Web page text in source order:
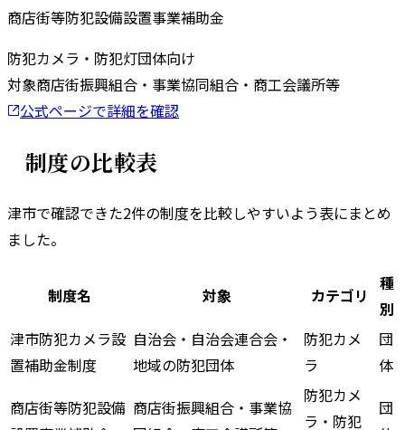
商店街等防犯設備設置事業補助金
防犯カメラ・防犯灯団体向け
対象商店街振興組合・事業協同組合・商工会議所等
公式ページで詳細を確認
制度の比較表
津市で確認できた2件の制度を比較しやすいよう表にまとめ
ました。
制度名 対象 カテゴリ
種
別
津市防犯カメラ設
置補助金制度
自治会・自治会連合会・
地域の防犯団体
防犯カメ
ラ
団
体
商店街等防犯設備 商店街振興組合・事業協
防犯カメ
ラ・防犯
団